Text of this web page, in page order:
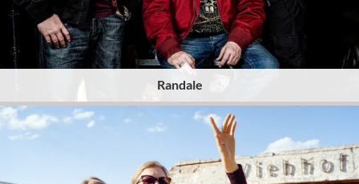
Randale